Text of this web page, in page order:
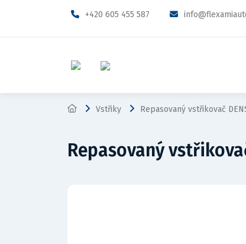
+420 605 455 587
Vstřiky Repasovaný vstřikovač
Repasovaný